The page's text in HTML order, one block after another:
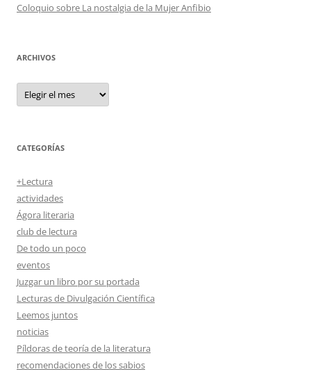
Coloquio sobre La nostalgia de la Mujer Anfibio
ARCHIVOS
Archivos
CATEGORÍAS
+Lectura
actividades
Ágora literaria
club de lectura
De todo un poco
eventos
Juzgar un libro por su portada
Lecturas de Divulgación Científica
Leemos juntos
noticias
Píldoras de teoría de la literatura
recomendaciones de los sabios